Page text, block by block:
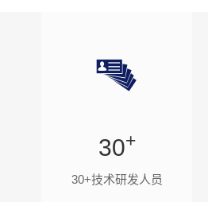
30+
30+技术研发人员